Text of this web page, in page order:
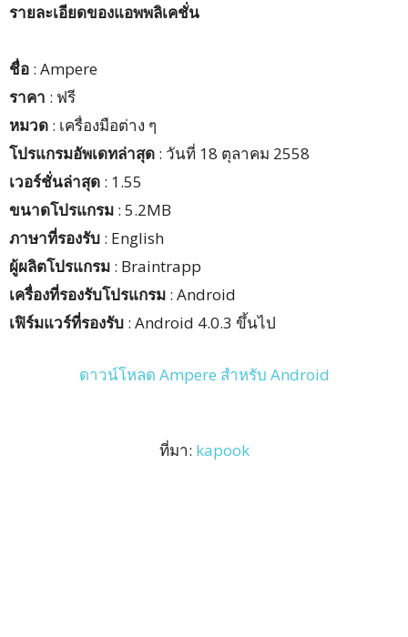
รายละเอียดของแอพพลิเคชั่น
ชื่อ : Ampere
ราคา : ฟรี
หมวด : เครื่องมือต่าง ๆ
โปรแกรมอัพเดทล่าสุด : วันที่ 18 ตุลาคม 2558
เวอร์ชั่นล่าสุด : 1.55
ขนาดโปรแกรม : 5.2MB
ภาษาที่รองรับ : English
ผู้ผลิตโปรแกรม : Braintrapp
เครื่องที่รองรับโปรแกรม : Android
เฟิร์มแวร์ที่รองรับ : Android 4.0.3 ขึ้นไป
ดาวน์โหลด Ampere สำหรับ Android
ที่มา: kapook